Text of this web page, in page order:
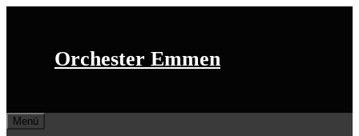
Orchester Emmen
Menü